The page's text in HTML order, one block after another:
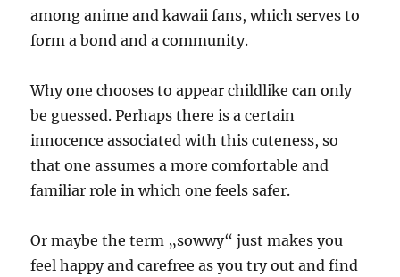
among anime and kawaii fans, which serves to
form a bond and a community.
Why one chooses to appear childlike can only
be guessed. Perhaps there is a certain
innocence associated with this cuteness, so
that one assumes a more comfortable and
familiar role in which one feels safer.
Or maybe the term „sowwy“ just makes you
feel happy and carefree as you try out and find